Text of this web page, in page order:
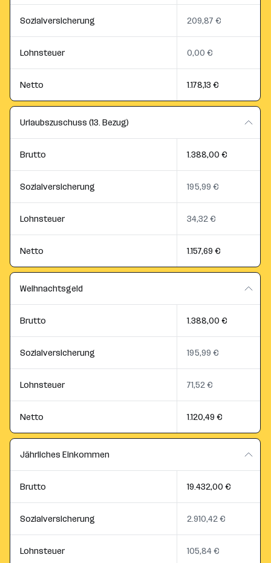
Sozialversicherung 209,87 €
Lohnsteuer 0,00 €
Netto 1.178,13 €
Urlaubszuschuss (13. Bezug)
Brutto 1.388,00 €
Sozialversicherung 195,99 €
Lohnsteuer 34,32 €
Netto 1.157,69 €
Weihnachtsgeld
Brutto 1.388,00 €
Sozialversicherung 195,99 €
Lohnsteuer 71,52 €
Netto 1.120,49 €
Jährliches Einkommen
Brutto 19.432,00 €
Sozialversicherung 2.910,42 €
Lohnsteuer 105,84 €